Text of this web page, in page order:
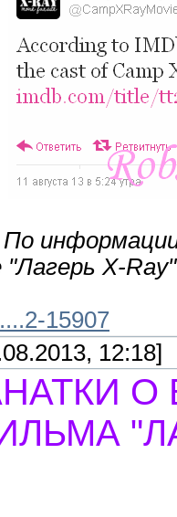
По
X-
15907
12:18]